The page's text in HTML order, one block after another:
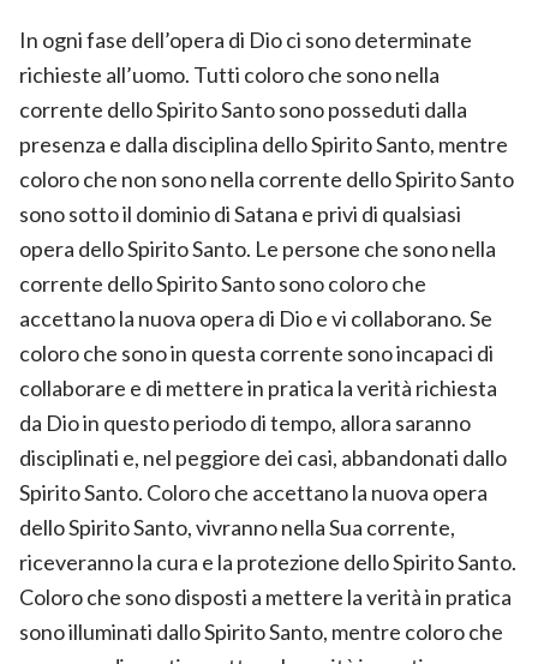
In ogni fase dell’opera di Dio ci sono determinate
richieste all’uomo. Tutti coloro che sono nella
corrente dello Spirito Santo sono posseduti dalla
presenza e dalla disciplina dello Spirito Santo, mentre
coloro che non sono nella corrente dello Spirito Santo
sono sotto il dominio di Satana e privi di qualsiasi
opera dello Spirito Santo. Le persone che sono nella
corrente dello Spirito Santo sono coloro che
accettano la nuova opera di Dio e vi collaborano. Se
coloro che sono in questa corrente sono incapaci di
collaborare e di mettere in pratica la verità richiesta
da Dio in questo periodo di tempo, allora saranno
disciplinati e, nel peggiore dei casi, abbandonati dallo
Spirito Santo. Coloro che accettano la nuova opera
dello Spirito Santo, vivranno nella Sua corrente,
riceveranno la cura e la protezione dello Spirito Santo.
Coloro che sono disposti a mettere la verità in pratica
sono illuminati dallo Spirito Santo, mentre coloro che